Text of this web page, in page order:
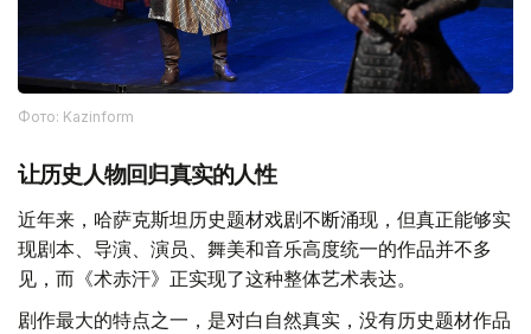
Фото: Kazinform
让历史人物回归真实的人性
近年来，哈萨克斯坦历史题材戏剧不断涌现，但真正能够实
现剧本、导演、演员、舞美和音乐高度统一的作品并不多
见，而《术赤汗》正实现了这种整体艺术表达。
剧作最大的特点之一，是对白自然真实，没有历史题材作品